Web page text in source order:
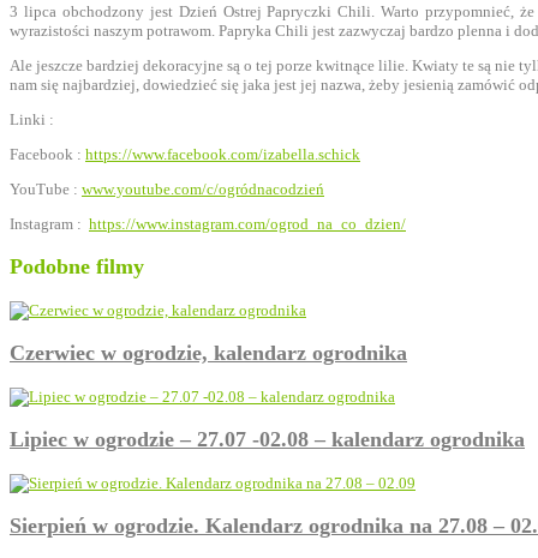
3 lipca obchodzony jest Dzień Ostrej Papryczki Chili. Warto przypomnieć,
wyrazistości naszym potrawom. Papryka Chili jest zazwyczaj bardzo plenna i
Ale jeszcze bardziej dekoracyjne są o tej porze kwitnące lilie. Kwiaty te są nie
nam się najbardziej, dowiedzieć się jaka jest jej nazwa, żeby jesienią zamówić
Linki :
Facebook : https://www.facebook.com/izabella.schick
YouTube : www.youtube.com/c/ogródnacodzień
Instagram : https://www.instagram.com/ogrod_na_co_dzien/
Podobne filmy
Czerwiec w ogrodzie, kalendarz ogrodnika
Lipiec w ogrodzie – 27.07 -02.08 – kalendarz ogrodnika
Sierpień w ogrodzie. Kalendarz ogrodnika na 27.08 –